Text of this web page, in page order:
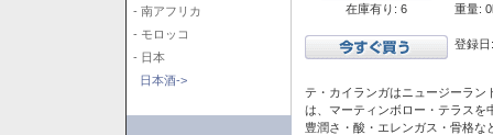
- 南アフリカ
- モロッコ
- 日本
日本酒->
在庫有り: 6 重量:
登録
テ・カイランガはニュージーラン
は、マーティンボロー・テラスを
豊潤さ・酸・エレンガス・骨格